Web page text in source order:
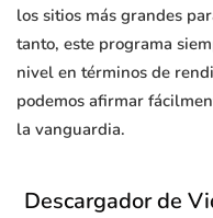
los sitios más grandes
tanto, este programa
nivel en términos de
podemos afirmar
la vanguardia.
Descargador de